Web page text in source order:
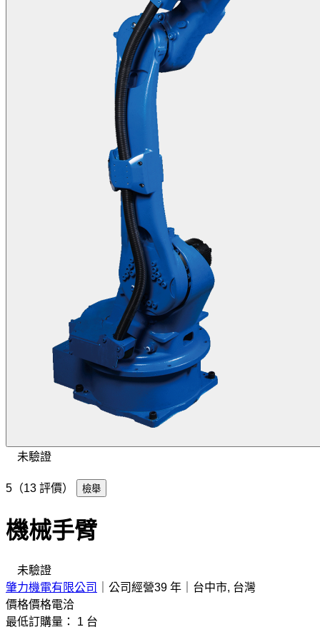
未驗證
5（13 評價） 檢舉
機械手臂
未驗證
肇力機電有限公司
公司經營39 年
台中市, 台灣
價格價格電洽
最低訂購量： 1 台